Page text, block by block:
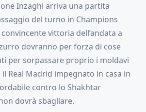
Inzaghi arriva una partita
del turno in Champions
vittoria dell’andata a
dovranno per forza di cose
per sorpassare proprio i moldavi
il Real Madrid impegnato in casa in
contro lo Shakhtar
dovrà sbagliare.